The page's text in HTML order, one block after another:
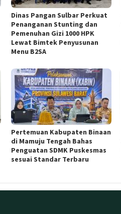
Dinas Pangan Sulbar Perkuat
Penanganan Stunting dan
Pemenuhan Gizi 1000 HPK
Lewat Bimtek Penyusunan
Menu B2SA
Pertemuan Kabupaten Binaan
di Mamuju Tengah Bahas
Penguatan SDMK Puskesmas
sesuai Standar Terbaru